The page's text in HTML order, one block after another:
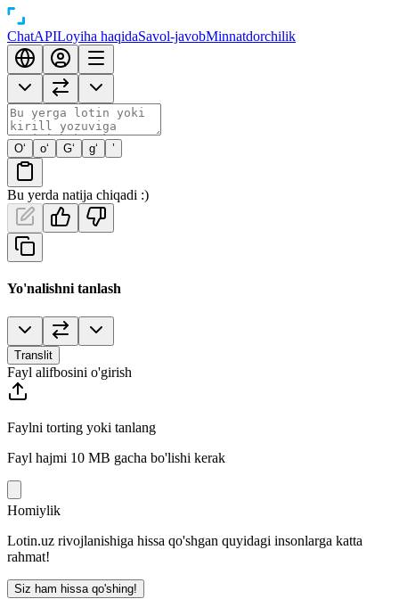
ChatAPILoyiha haqidaSavol-javobMinnatdorchilik
O‘ o‘ G‘ g‘ ’
Bu yerda natija chiqadi :)
Yo'nalishni tanlash
Translit
Fayl alifbosini o'girish
Faylni torting yoki tanlang
Fayl hajmi 10 MB gacha bo'lishi kerak
Homiylik
Lotin.uz rivojlanishiga hissa qo'shgan quyidagi insonlarga katta
rahmat!
Siz ham hissa qo'shing!